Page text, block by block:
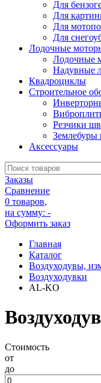
Для
Для
Для
Для
Лодочные
Лодочные
Надувные
Квадроциклы
Строительное
Резчики
Землебуры
Аксессуары
Заказы
Сравнение
0 товаров,
на сумму: -
Оформить заказ
Главная
Каталог
Воздуходувы,
Воздуходувки
AL-KO
Стоимость
от
до